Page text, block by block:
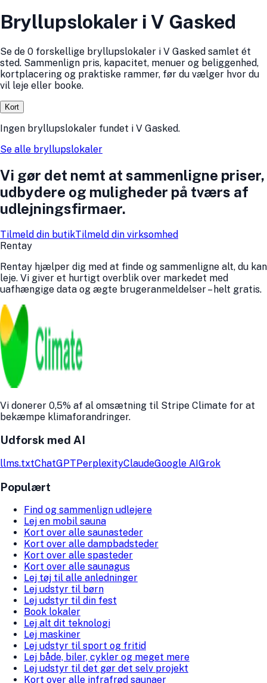
Bryllupslokaler i V Gasked
Se de 0 forskellige bryllupslokaler i V Gasked samlet ét
sted. Sammenlign pris, kapacitet, menuer og beliggenhed,
kortplacering og praktiske rammer, før du vælger hvor du
vil leje eller booke.
Kort
Ingen bryllupslokaler fundet i V Gasked.
Se alle bryllupslokaler
Vi gør det nemt at sammenligne priser,
udbydere og muligheder på tværs af
udlejningsfirmaer.
Tilmeld din butikTilmeld din virksomhed
Rentay
Rentay hjælper dig med at finde og sammenligne alt, du kan
leje. Vi giver et hurtigt overblik over markedet med
uafhængige data og ægte bruger­anmeldelser – helt gratis.
Vi donerer 0,5% af al omsætning til Stripe Climate for at
bekæmpe klimaforandringer.
Udforsk med AI
llms.txtChatGPTPerplexityClaudeGoogle AIGrok
Populært
Find og sammenlign udlejere
Lej en mobil sauna
Kort over alle saunasteder
Kort over alle dampbadsteder
Kort over alle spasteder
Kort over alle saunagus
Lej tøj til alle anledninger
Lej udstyr til børn
Lej udstyr til din fest
Book lokaler
Lej alt dit teknologi
Lej maskiner
Lej udstyr til sport og fritid
Lej både, biler, cykler og meget mere
Lej udstyr til det gør det selv projekt
Kort over alle infrafrød saunaer